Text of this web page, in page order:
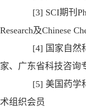
[3] SCI期刊
Research及Chinese
[4] 国家自然
家、广东省科技咨询
[5] 美国药学
术组织会员